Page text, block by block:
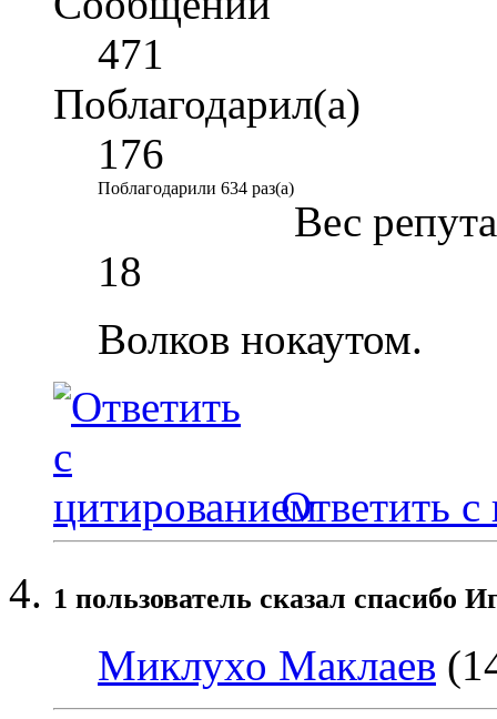
471
Поблагодарил(а)
176
Поблагодарили 634 раз(а)
Вес
18
Волков нокаутом.
Ответить с
1 пользователь сказал cпасибо
Миклухо Маклаев